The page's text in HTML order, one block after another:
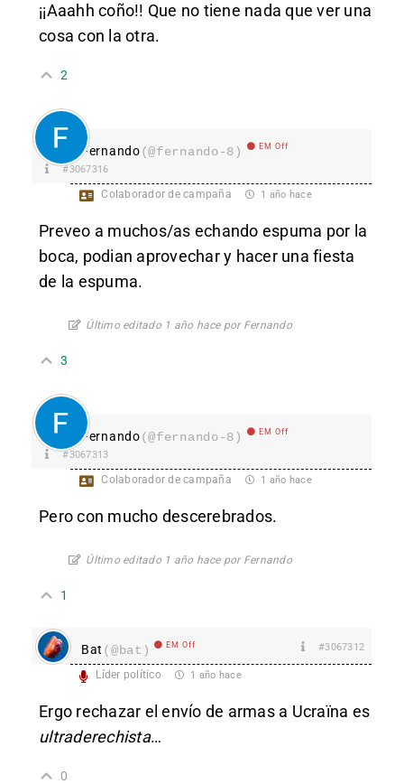
¡¡Aaahh coño!! Que no tiene nada que ver una
cosa con la otra.
2
Fernando(@fernando-8) EM Off
#3067316
Colaborador de campaña 1 año hace
Preveo a muchos/as echando espuma por la
boca, podian aprovechar y hacer una fiesta
de la espuma.
Último editado 1 año hace por Fernando
3
Fernando(@fernando-8) EM Off
#3067313
Colaborador de campaña 1 año hace
Pero con mucho descerebrados.
Último editado 1 año hace por Fernando
1
Bat (@bat) EM Off #3067312
Líder político 1 año hace
Ergo rechazar el envío de armas a Ucraïna es
ultraderechista…
0